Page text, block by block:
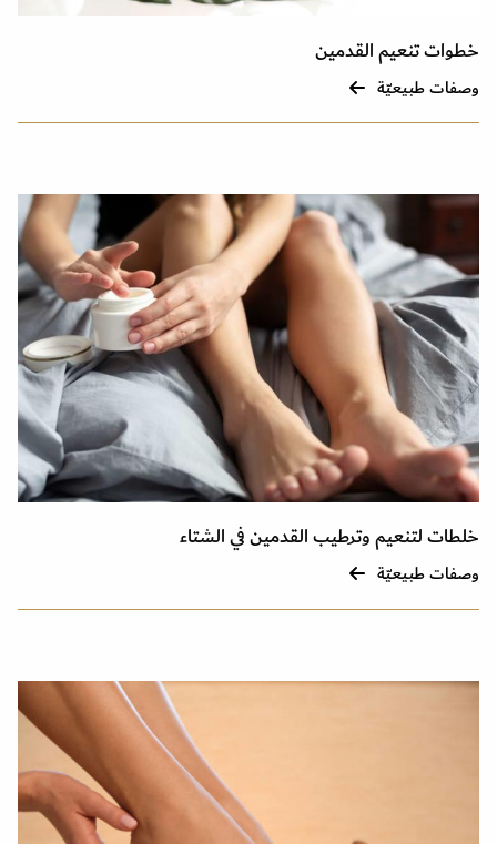
خطوات تنعيم القدمين
وصفات طبيعيّة
خلطات لتنعيم وترطيب القدمين في الشتاء
وصفات طبيعيّة